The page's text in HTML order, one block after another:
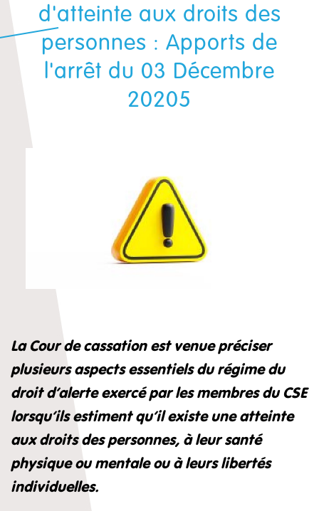
d'atteinte aux droits des
personnes : Apports de
l'arrêt du 03 Décembre
20205
La Cour de cassation est venue préciser
plusieurs aspects essentiels du régime du
droit d’alerte exercé par les membres du CSE
lorsqu’ils estiment qu’il existe une atteinte
aux droits des personnes, à leur santé
physique ou mentale ou à leurs libertés
individuelles.